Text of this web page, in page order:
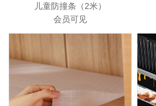
儿童防撞条（2米）
会员可见